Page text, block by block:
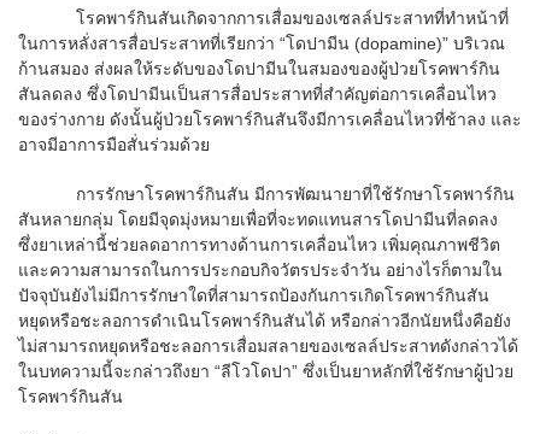
โรคพาร์กินสันเกิดจากการเสื่อมของเซลล์ประสาทที่ทำหน้าที่
ในการหลั่งสารสื่อประสาทที่เรียกว่า “โดปามีน (dopamine)” บริเวณ
ก้านสมอง ส่งผลให้ระดับของโดปามีนในสมองของผู้ป่วยโรคพาร์กิน
สันลดลง ซึ่งโดปามีนเป็นสารสื่อประสาทที่สำคัญต่อการเคลื่อนไหว
ของร่างกาย ดังนั้นผู้ป่วยโรคพาร์กินสันจึงมีการเคลื่อนไหวที่ช้าลง และ
อาจมีอาการมือสั่นร่วมด้วย
การรักษาโรคพาร์กินสัน มีการพัฒนายาที่ใช้รักษาโรคพาร์กิน
สันหลายกลุ่ม โดยมีจุดมุ่งหมายเพื่อที่จะทดแทนสารโดปามีนที่ลดลง
ซึ่งยาเหล่านี้ช่วยลดอาการทางด้านการเคลื่อนไหว เพิ่มคุณภาพชีวิต
และความสามารถในการประกอบกิจวัตรประจำวัน อย่างไรก็ตามใน
ปัจจุบันยังไม่มีการรักษาใดที่สามารถป้องกันการเกิดโรคพาร์กินสัน
หยุดหรือชะลอการดำเนินโรคพาร์กินสันได้ หรือกล่าวอีกนัยหนึ่งคือยัง
ไม่สามารถหยุดหรือชะลอการเสื่อมสลายของเซลล์ประสาทดังกล่าวได้
ในบทความนี้จะกล่าวถึงยา “ลีโวโดปา” ซึ่งเป็นยาหลักที่ใช้รักษาผู้ป่วย
โรคพาร์กินสัน